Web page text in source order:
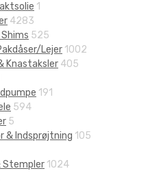
1
4283
525
Lejer 1002
Knastaksler 405
191
594
5
& Indsprøjtning 105
Stempler 1024